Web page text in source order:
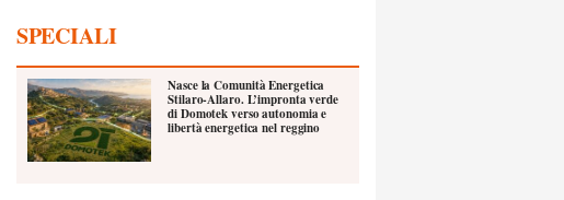
SPECIALI
Nasce la Comunità Energetica
Stilaro-Allaro. L’impronta verde
di Domotek verso autonomia e
libertà energetica nel reggino